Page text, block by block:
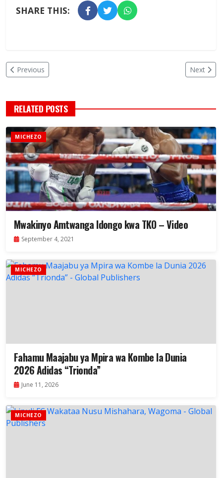
SHARE THIS:
Previous Next
RELATED POSTS
MICHEZO
Mwakinyo Amtwanga Idongo kwa TKO – Video
September 4, 2021
MICHEZO
Fahamu Maajabu ya Mpira wa Kombe la Dunia
2026 Adidas “Trionda”
June 11, 2026
MICHEZO